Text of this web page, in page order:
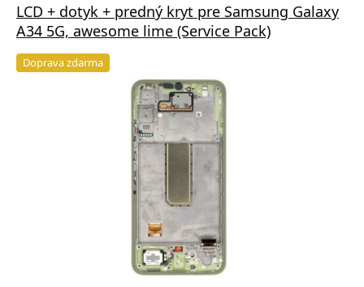
LCD + dotyk + predný kryt pre Samsung Galaxy
A34 5G, awesome lime (Service Pack)
Doprava zdarma